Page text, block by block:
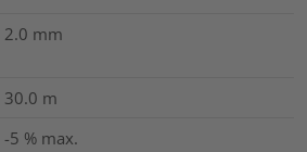
2.0 mm
30.0 m
-5 % max.